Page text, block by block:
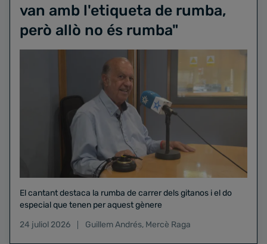
van amb l'etiqueta de rumba,
però allò no és rumba"
El cantant destaca la rumba de carrer dels gitanos i el do
especial que tenen per aquest gènere
24 juliol 2026
Guillem Andrés, Mercè Raga